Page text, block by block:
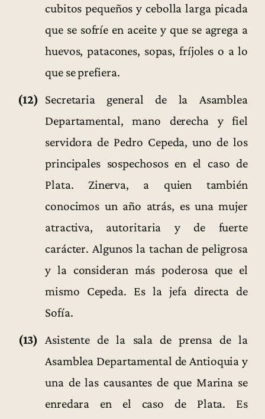
cubitos pequeños y cebolla larga picada
que se sofríe en aceite y que se agrega a
huevos, patacones, sopas, fríjoles o a lo
que se prefiera.
(12) Secretaria general de la Asamblea
Departamental, mano derecha y fiel
servidora de Pedro Cepeda, uno de los
principales sospechosos en el caso de
Plata. Zinerva, a quien también
conocimos un año atrás, es una mujer
atractiva, autoritaria y de fuerte
carácter. Algunos la tachan de peligrosa
y la consideran más poderosa que el
mismo Cepeda. Es la jefa directa de
Sofía.
(13) Asistente de la sala de prensa de la
Asamblea Departamental de Antioquia y
una de las causantes de que Marina se
enredara en el caso de Plata. Es